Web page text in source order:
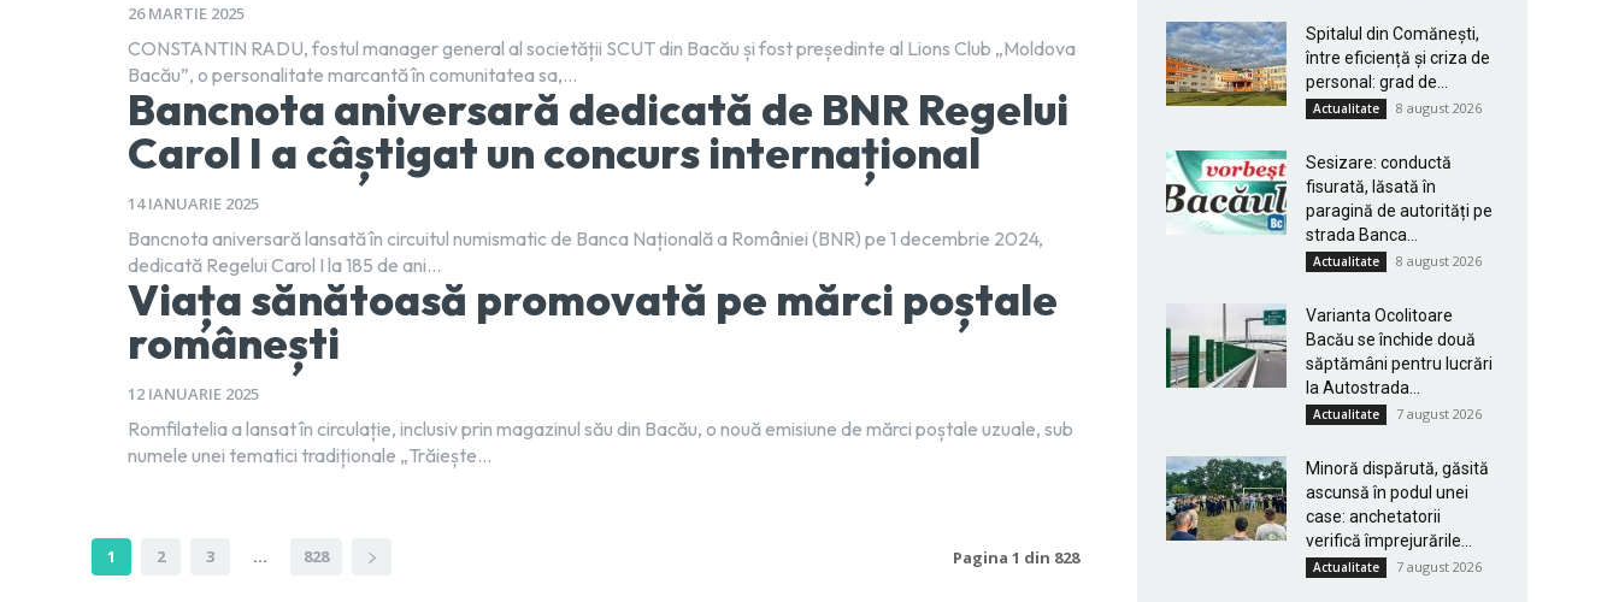
26 MARTIE 2025
​CONSTANTIN RADU, fostul manager general al societății SCUT din Bacău și fost președinte al Lions Club „Moldova
Bacău”, o personalitate marcantă în comunitatea sa,...
Bancnota aniversară dedicată de BNR Regelui
Carol I a câștigat un concurs internațional
14 IANUARIE 2025
Bancnota aniversară lansată în circuitul numismatic de Banca Națională a României (BNR) pe 1 decembrie 2024,
dedicată Regelui Carol I la 185 de ani...
Viața sănătoasă promovată pe mărci poștale
românești
12 IANUARIE 2025
Romfilatelia a lansat în circulație, inclusiv prin magazinul său din Bacău, o nouă emisiune de mărci poștale uzuale, sub
numele unei tematici tradiționale „Trăiește...
1 2 3 ... 828 Pagina 1 din 828
Spitalul din Comănești,
între eficiență și criza de
personal: grad de...
Actualitate 8 august 2026
Sesizare: conductă
fisurată, lăsată în
paragină de autorități pe
strada Banca...
Actualitate 8 august 2026
Varianta Ocolitoare
Bacău se închide două
săptămâni pentru lucrări
la Autostrada...
Actualitate 7 august 2026
Minoră dispărută, găsită
ascunsă în podul unei
case: anchetatorii
verifică împrejurările...
Actualitate 7 august 2026